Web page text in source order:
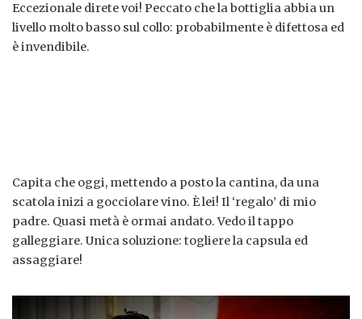
Eccezionale direte voi! Peccato che la bottiglia abbia un
livello molto basso sul collo: probabilmente è difettosa ed
è invendibile.
Capita che oggi, mettendo a posto la cantina, da una
scatola inizi a gocciolare vino. È lei! Il ‘regalo’ di mio
padre. Quasi metà è ormai andato. Vedo il tappo
galleggiare. Unica soluzione: togliere la capsula ed
assaggiare!